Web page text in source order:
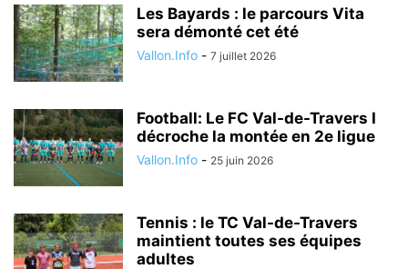
Les Bayards : le parcours Vita
sera démonté cet été
Vallon.Info - 7 juillet 2026
Football: Le FC Val-de-Travers I
décroche la montée en 2e ligue
Vallon.Info - 25 juin 2026
Tennis : le TC Val-de-Travers
maintient toutes ses équipes
adultes